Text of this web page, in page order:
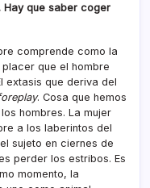
Hay que saber coger
comprende como la
que el hombre
extasis que deriva del
. Cosa que hemos
hombres. La mujer
a los laberintos del
sujeto en ciernes de
perder los estribos. Es
momento, la